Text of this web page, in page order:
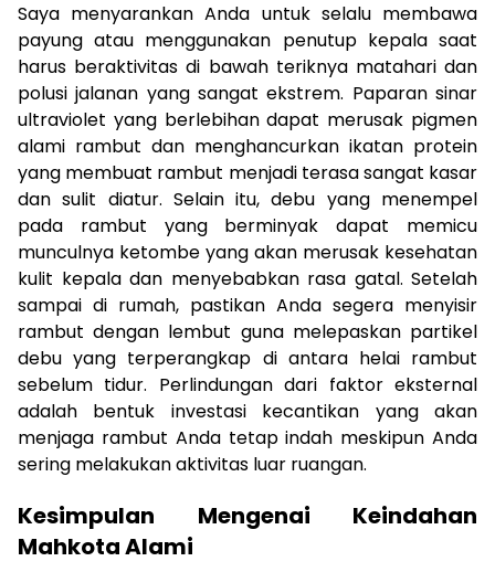
Saya menyarankan Anda untuk selalu membawa
payung atau menggunakan penutup kepala saat
harus beraktivitas di bawah teriknya matahari dan
polusi jalanan yang sangat ekstrem. Paparan sinar
ultraviolet yang berlebihan dapat merusak pigmen
alami rambut dan menghancurkan ikatan protein
yang membuat rambut menjadi terasa sangat kasar
dan sulit diatur. Selain itu, debu yang menempel
pada rambut yang berminyak dapat memicu
munculnya ketombe yang akan merusak kesehatan
kulit kepala dan menyebabkan rasa gatal. Setelah
sampai di rumah, pastikan Anda segera menyisir
rambut dengan lembut guna melepaskan partikel
debu yang terperangkap di antara helai rambut
sebelum tidur. Perlindungan dari faktor eksternal
adalah bentuk investasi kecantikan yang akan
menjaga rambut Anda tetap indah meskipun Anda
sering melakukan aktivitas luar ruangan.
Kesimpulan Mengenai Keindahan
Mahkota Alami